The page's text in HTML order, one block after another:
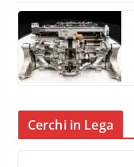
Cerchi in Lega